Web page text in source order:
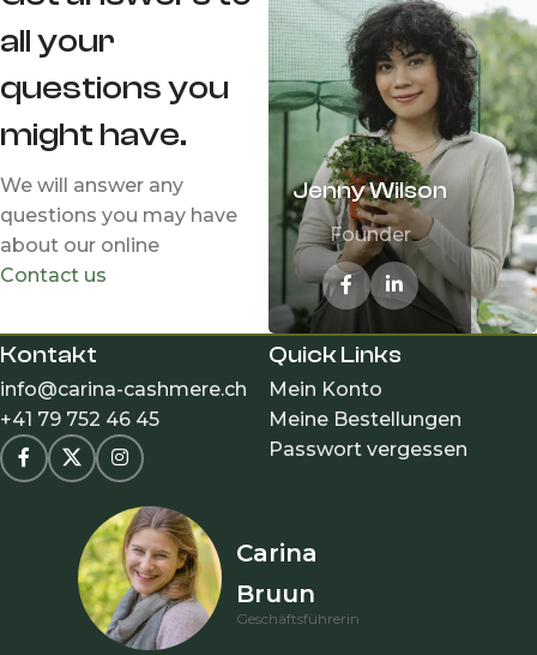
all your
questions you
might have.
We will answer any
questions you may have
about our online
Contact us
Jenny Wilson
Founder
Darlene
Robertson
Founder
Kontakt
info@carina-cashmere.ch
+41 79 752 46 45
Carina
Bruun
Geschäftsführerin
Quick Links
Mein Konto
Meine Bestellungen
Passwort vergessen